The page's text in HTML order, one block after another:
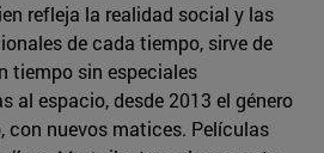
refleja la realidad social y las
de cada tiempo, sirve de
tiempo sin especiales
al espacio, desde 2013 el género
con nuevos matices. Películas